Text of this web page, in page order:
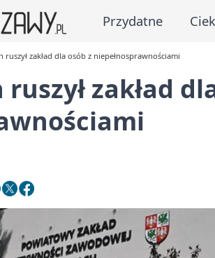
Przydatne
ruszył zakład dla osób z niepełnosprawnościami
zakład